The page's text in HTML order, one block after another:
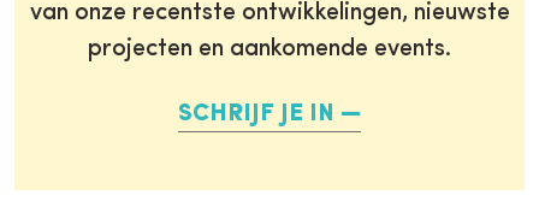
van onze recentste ontwikkelingen, nieuwste
projecten en aankomende events.
SCHRIJF JE IN